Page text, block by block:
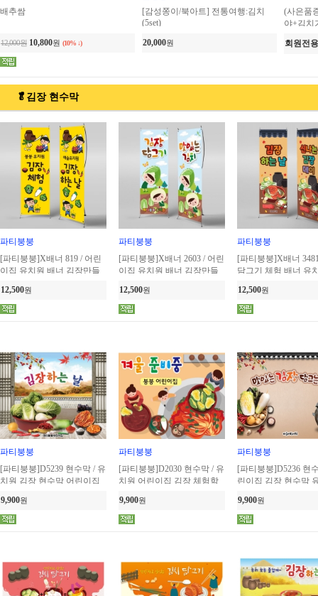
배추쌈
12,000원 10,800원 (10% ↓)
[감성쫑이/북아트] 전통여행:김치
(5set)
20,000원
(사은품
야+김치
회원전
🥬김장 현수막
파티붕붕
[파티붕붕]X배너 819 / 어린
이집 유치원 배너 김장만들
12,500원
파티붕붕
[파티붕붕]X배너 2603 / 어린
이집 유치원 배너 김장만들
12,500원
파티붕붕
[파티붕붕]X배너
담그기 체험 배너 유
12,500원
파티붕붕
[파티붕붕]D5239 현수막 / 유
치원 김장 현수막 어린이집
9,900원
파티붕붕
[파티붕붕]D2030 현수막 / 유
치원 어린이집 김장 체험학
9,900원
파티붕붕
[파티붕붕]D5236 현
린이집 김장 현수막
9,900원